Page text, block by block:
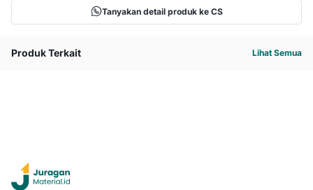
Tanyakan detail produk ke CS
Produk Terkait Lihat Semua